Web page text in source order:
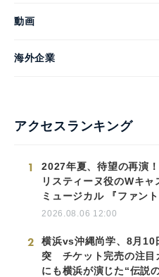
動画
海外企業
アクセスランキング
1
2027年夏、待望の再演
リスティーヌ役のWキャ
ミュージカル 『ファント
2026.08.06 12:00
2
横浜vs沖縄尚学、8月10
突 チケット完売の注
にも横浜が演じた“伝説